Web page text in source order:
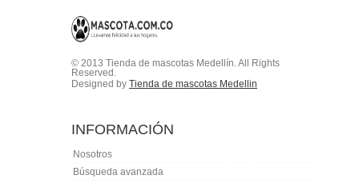
© 2013 Tienda de mascotas Medellín. All Rights
Reserved.
Designed by Tienda de mascotas Medellin
INFORMACIÓN
Nosotros
Búsqueda avanzada